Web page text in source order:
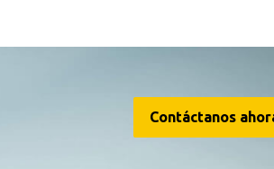
Contáctanos